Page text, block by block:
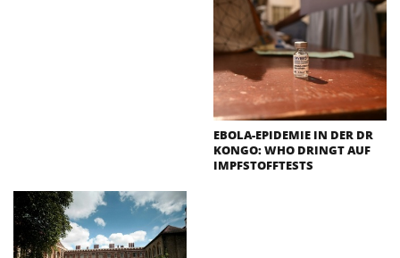
EBOLA-EPIDEMIE IN DER DR
KONGO: WHO DRINGT AUF
IMPFSTOFFTESTS